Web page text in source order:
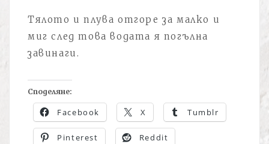
Тялото и плува отгоре за малко и
миг след това водата я погълна
завинаги.
Споделяне:
Facebook X Tumblr
Pinterest Reddit